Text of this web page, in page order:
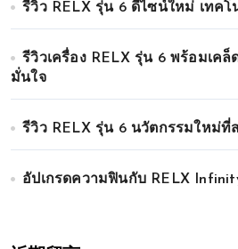
รีวิว RELX รุ่น 6 ดีไซน์ใหม่ เทคโ
รีวิวเครื่อง RELX รุ่น 6 พร้อมเค
มั่นใจ
รีวิว RELX รุ่น 6 นวัตกรรมใหม่
อัปเกรดความฟินกับ RELX